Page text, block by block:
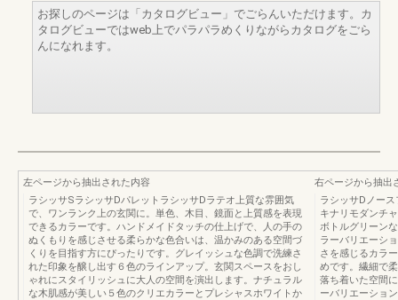
お探しのページは「カタログビュー」でごらんいただけます。カ
タログビューではweb上でパラパラめくりながらカタログをごら
んになれます。
左ページから抽出された内容
ラシッサSラシッサDパレットラシッサDラテオ上質な雰囲気
で、ワンランク上の玄関に。単色、木目、鏡面と上質感を表現
できるカラーです。ハンドメイドタッチの仕上げで、人の手の
ぬくもりを感じさせる柔らかな色合いは、温かみのある空間づ
くりを目指す方にぴったりです。グレイッシュな色調で洗練さ
れた印象を醸し出す６色のラインアップ。玄関スペースをおし
ゃれにスタイリッシュに大人の空間を演出します。ナチュラル
な木肌感が美しい５色のクリエカラーとプレシャスホワイトか
右ページから抽出
ラシッサDノー
キナリモダンチ
ボトルグリーン
ラーバリエーシ
さを感じるカラ
めです。繊細で
落ち着いた空間
ーバリエーショ